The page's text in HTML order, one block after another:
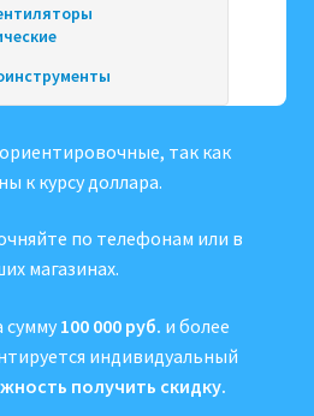
так как
к курсу доллара.
по телефонам или в
магазинах.
сумму 100 000 руб. и более
индивидуальный
получить скидку.